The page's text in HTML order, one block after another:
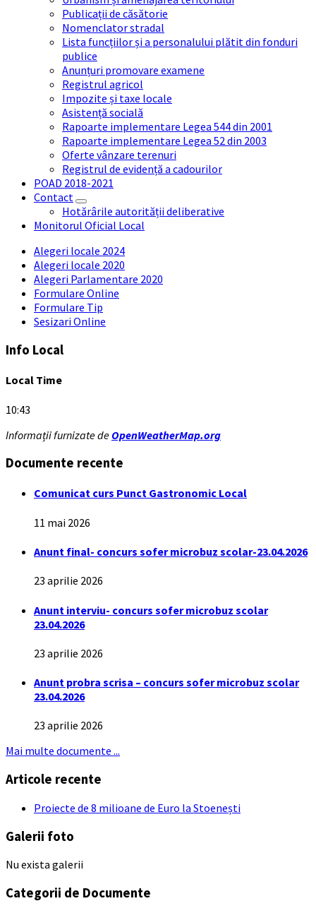
Publicații de căsătorie
Nomenclator stradal
Lista funcțiilor și a personalului plătit din fonduri
publice
Anunțuri promovare examene
Registrul agricol
Impozite și taxe locale
Asistență socială
Rapoarte implementare Legea 544 din 2001
Rapoarte implementare Legea 52 din 2003
Oferte vânzare terenuri
Registrul de evidență a cadourilor
POAD 2018-2021
Contact
Hotărârile autorității deliberative
Monitorul Oficial Local
Alegeri locale 2024
Alegeri locale 2020
Alegeri Parlamentare 2020
Formulare Online
Formulare Tip
Sesizari Online
Info Local
Local Time
10:43
Informații furnizate de OpenWeatherMap.org
Documente recente
Comunicat curs Punct Gastronomic Local
11 mai 2026
Anunt final- concurs sofer microbuz scolar-23.04.2026
23 aprilie 2026
Anunt interviu- concurs sofer microbuz scolar
23.04.2026
23 aprilie 2026
Anunt probra scrisa – concurs sofer microbuz scolar
23.04.2026
23 aprilie 2026
Mai multe documente ...
Articole recente
Proiecte de 8 milioane de Euro la Stoenești
Galerii foto
Nu exista galerii
Categorii de Documente